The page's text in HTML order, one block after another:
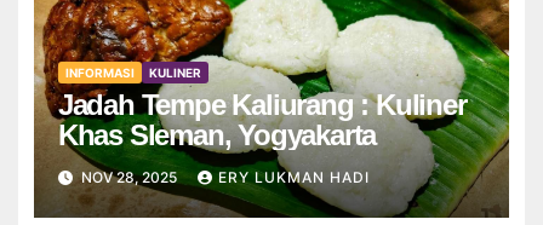
INFORMASI KULINER
Jadah Tempe Kaliurang : Kuliner
Khas Sleman, Yogyakarta
NOV 28, 2025 ERY LUKMAN HADI